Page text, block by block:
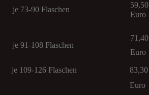
je 73-90 Flaschen
59,50
Euro
je 91-108 Flaschen
71,40
Euro
je 109-126 Flaschen 83,30
Euro